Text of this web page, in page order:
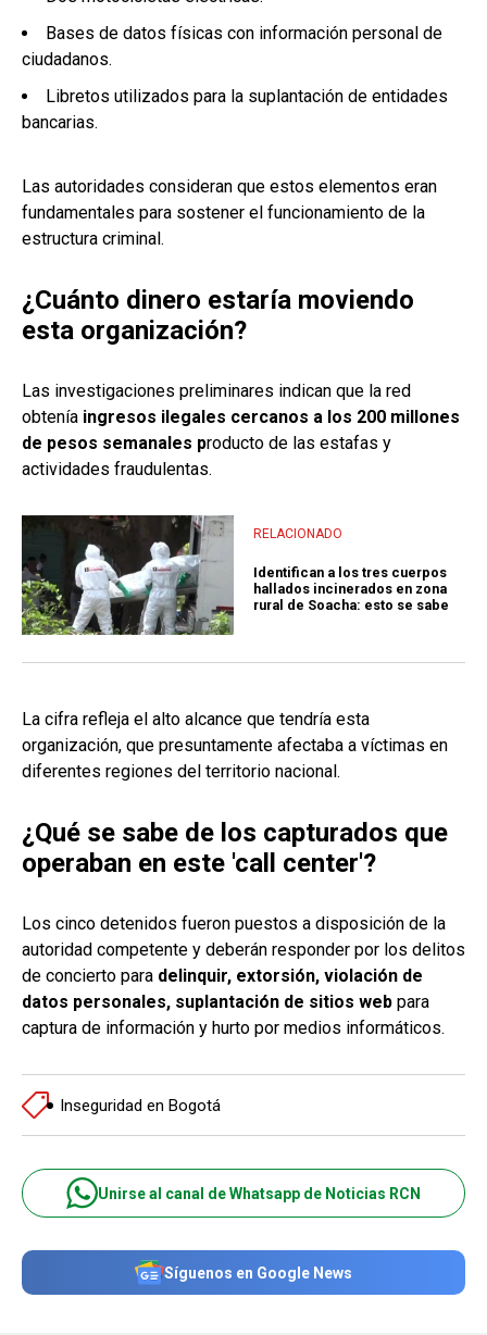
Bases de datos físicas con información personal de
ciudadanos.
Libretos utilizados para la suplantación de entidades
bancarias.
Las autoridades consideran que estos elementos eran
fundamentales para sostener el funcionamiento de la
estructura criminal.
¿Cuánto dinero estaría moviendo
esta organización?
Las investigaciones preliminares indican que la red
obtenía ingresos ilegales cercanos a los 200 millones
de pesos semanales producto de las estafas y
actividades fraudulentas.
RELACIONADO
Identifican a los tres cuerpos
hallados incinerados en zona
rural de Soacha: esto se sabe
La cifra refleja el alto alcance que tendría esta
organización, que presuntamente afectaba a víctimas en
diferentes regiones del territorio nacional.
¿Qué se sabe de los capturados que
operaban en este 'call center'?
Los cinco detenidos fueron puestos a disposición de la
autoridad competente y deberán responder por los delitos
de concierto para delinquir, extorsión, violación de
datos personales, suplantación de sitios web para
captura de información y hurto por medios informáticos.
Inseguridad en Bogotá
Unirse al canal de Whatsapp de Noticias RCN
Síguenos en Google News